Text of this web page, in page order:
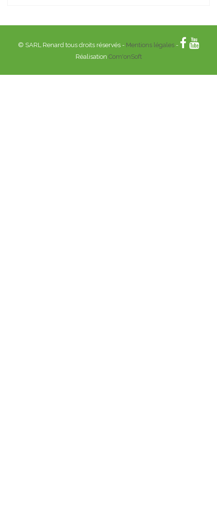
© SARL Renard tous droits réservés - Mentions légales-
Réalisation Com'onSoft